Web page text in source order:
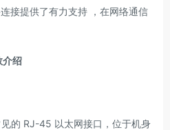
接提供了有力支持 ，在网络通信
绍
RJ-45 以太网接口，位于机身